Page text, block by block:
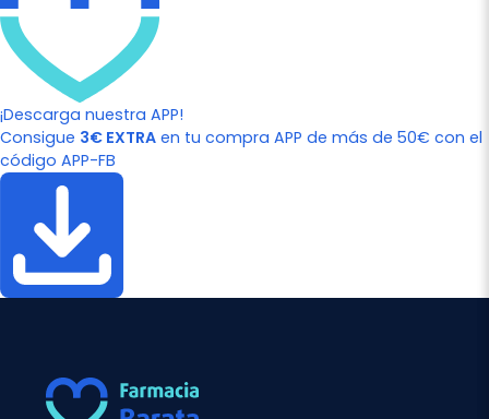
¡Descarga nuestra APP!
Consigue 3€ EXTRA en tu compra APP de más de 50€ con el
código APP-FB